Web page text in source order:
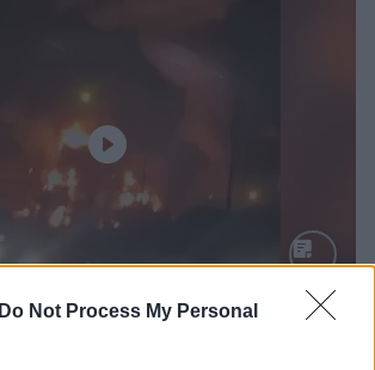
Do Not Process My Personal